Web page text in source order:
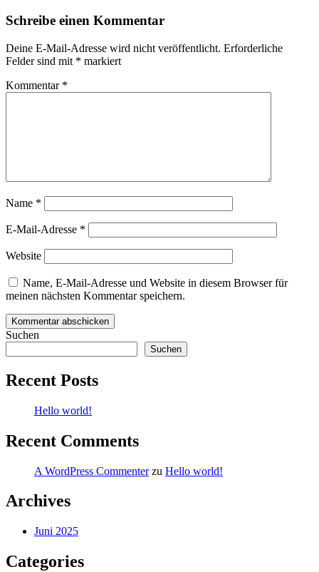
Schreibe einen Kommentar
Deine E-Mail-Adresse wird nicht veröffentlicht. Erforderliche
Felder sind mit * markiert
Kommentar *
Name *
E-Mail-Adresse *
Website
Name, E-Mail-Adresse und Website in diesem Browser für
meinen nächsten Kommentar speichern.
Suchen
Suchen
Recent Posts
Hello world!
Recent Comments
A WordPress Commenterzu Hello world!
Archives
Juni 2025
Categories